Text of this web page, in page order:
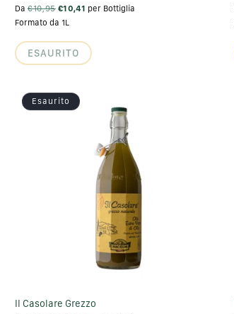
Da €10,95 €10,41 per Bottiglia
Formato da 1L
ESAURITO
Esaurito
Il Casolare Grezzo